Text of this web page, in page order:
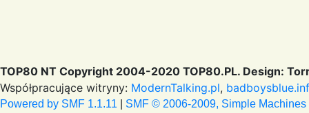
TOP80 NT Copyright 2004-2020 TOP80.PL. Design:
Współpracujące witryny: ModernTalking.pl,
Powered by SMF 1.1.11 SMF © 2006-2009, Simple Machines